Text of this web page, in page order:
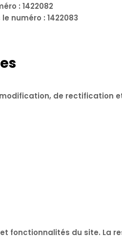
: 1422082
numéro : 1422083
de rectification
fonctionnalités du site. La